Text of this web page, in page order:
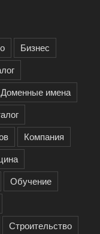
Бизнес
Доменные имена
Компания
Обучение
Строительство